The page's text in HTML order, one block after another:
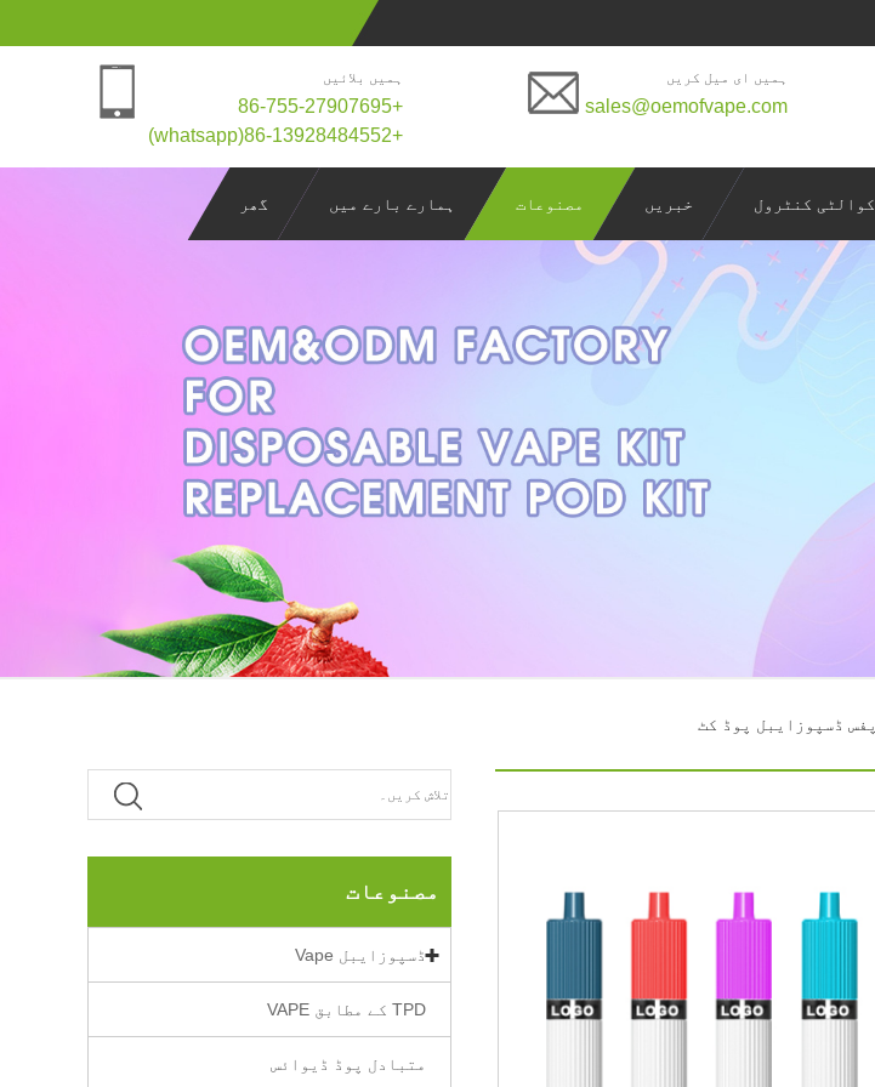
ہمیں بلائیں
+86-755-27907695
+86-13928484552(whatsapp)
ہمیں ای میل کریں
sales@oemofvape.com
گھر ہمارے بارے میں مصنوعات خبریں کوالٹی کنٹرول
مصنوعات
ڈسپوزایبل Vape
TPD کے مطابق VAPE
متبادل پوڈ ڈیوائس